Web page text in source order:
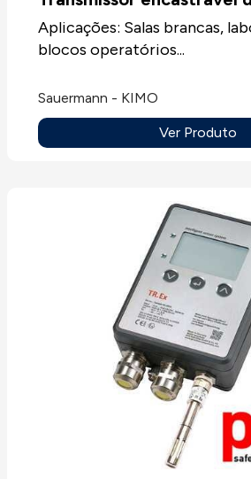
Resolução de 0.1 Pa (no
baixa pressão CPE310S
Aplicações: Salas brancas,
blocos operatórios...
Sauermann - KIMO
Ver Produto